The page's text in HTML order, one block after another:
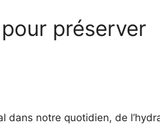
préserver
dans notre quotidien, de